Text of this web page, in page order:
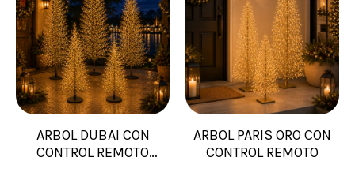
ARBOL DUBAI CON
CONTROL REMOTO
ARBOL PARIS ORO CON
CONTROL REMOTO